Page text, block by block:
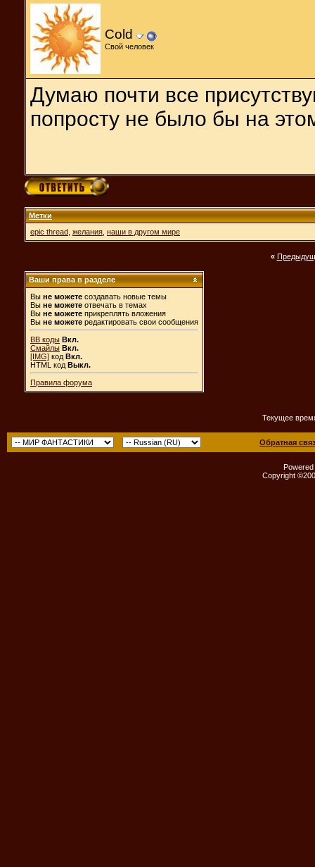
Cold
Свой человек
Думаю почти все
попросту не было бы на
Метки
epic thread желания наши в другом мире
«
Ваши права в разделе
Вы не можете создавать новые темы
Вы не можете отвечать в темах
Вы не можете прикреплять вложения
Вы не можете редактировать свои сообщения
BB коды Вкл.
Смайлы Вкл.
[IMG] код Вкл.
HTML код Выкл.
Правила форума
Текущее
Обратная
Copyright